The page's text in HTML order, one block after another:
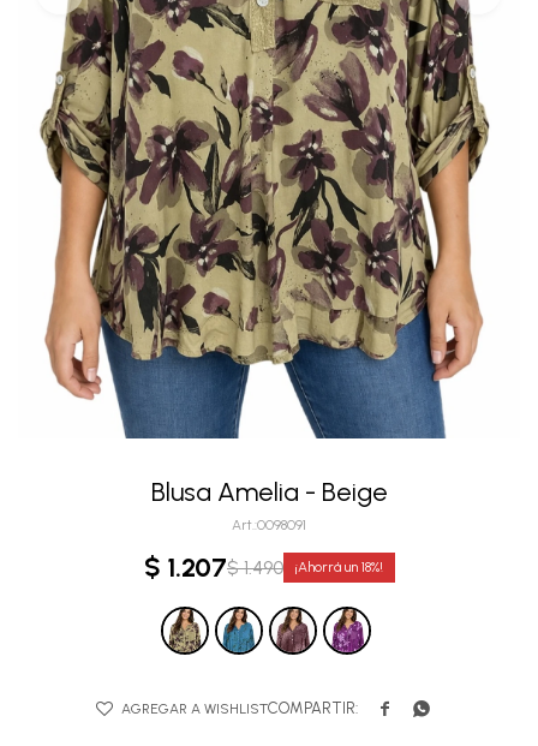
Blusa Amelia - Beige
0098091
$ 1.207$ 1.490 18
 